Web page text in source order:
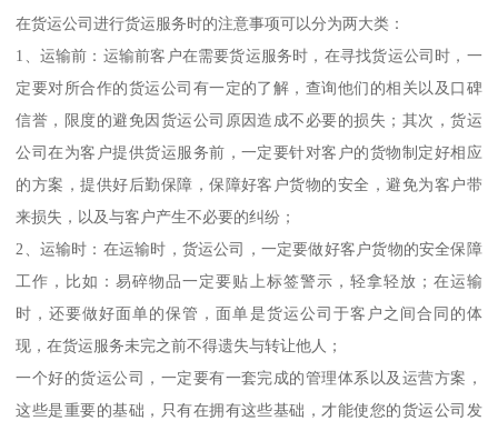
在货运公司进行货运服务时的注意事项可以分为两大类：
1、运输前：运输前客户在需要货运服务时，在寻找货运公司时，一
定要对所合作的货运公司有一定的了解，查询他们的相关以及口碑
信誉，限度的避免因货运公司原因造成不必要的损失；其次，货运
公司在为客户提供货运服务前，一定要针对客户的货物制定好相应
的方案，提供好后勤保障，保障好客户货物的安全，避免为客户带
来损失，以及与客户产生不必要的纠纷；
2、运输时：在运输时，货运公司，一定要做好客户货物的安全保障
工作，比如：易碎物品一定要贴上标签警示，轻拿轻放；在运输
时，还要做好面单的保管，面单是货运公司于客户之间合同的体
现，在货运服务未完之前不得遗失与转让他人；
一个好的货运公司，一定要有一套完成的管理体系以及运营方案，
这些是重要的基础，只有在拥有这些基础，才能使您的货运公司发